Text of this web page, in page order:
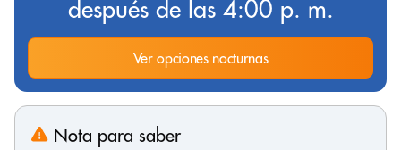
después de las 4:00 p. m.
Ver opciones nocturnas
Nota para saber